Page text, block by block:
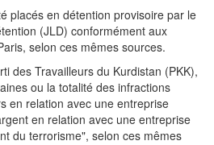
placés en détention provisoire par le
(JLD) conformément aux
selon ces mêmes sources.
des Travailleurs du Kurdistan (PKK),
ou la totalité des infractions
en relation avec une entreprise
en relation avec une entreprise
du terrorisme", selon ces mêmes